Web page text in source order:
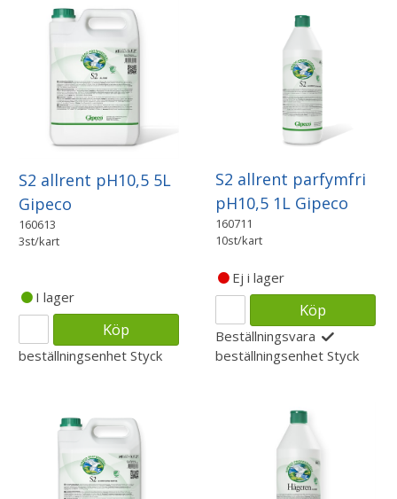
S2 allrent pH10,5 5L
Gipeco
160613
3st/kart
I lager
Köp
beställningsenhet Styck
S2 allrent parfymfri
pH10,5 1L Gipeco
160711
10st/kart
Ej i lager
Köp
Beställningsvara
beställningsenhet Styck